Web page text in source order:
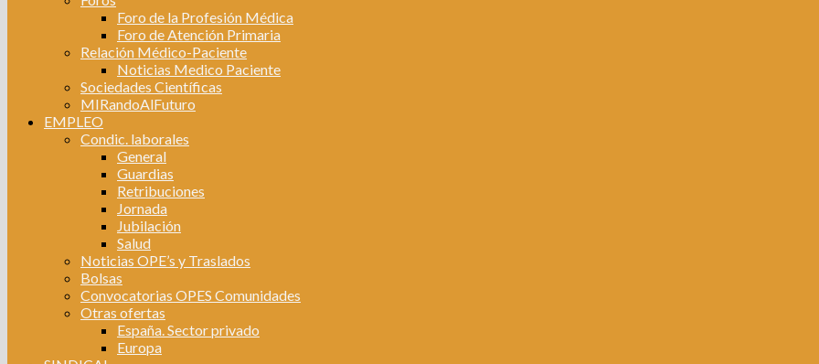
Foro de la Profesión Médica
Foro de Atención Primaria
Relación Médico-Paciente
Noticias Medico Paciente
Sociedades Científicas
MIRandoAlFuturo
EMPLEO
Condic. laborales
General
Guardias
Retribuciones
Jornada
Jubilación
Salud
Noticias OPE’s y Traslados
Bolsas
Convocatorias OPES Comunidades
Otras ofertas
España. Sector privado
Europa